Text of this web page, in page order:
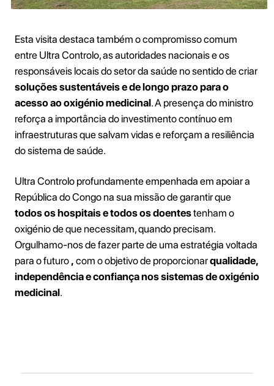
Esta visita destaca também o compromisso comum
entre Ultra Controlo, as autoridades nacionais e os
responsáveis locais do setor da saúde no sentido de criar
soluções sustentáveis e de longo prazo para o
acesso ao oxigénio medicinal. A presença do ministro
reforça a importância do investimento contínuo em
infraestruturas que salvam vidas e reforçam a resiliência
do sistema de saúde.
Ultra Controlo profundamente empenhada em apoiar a
República do Congo na sua missão de garantir que
todos os hospitais e todos os doentestenham o
oxigénio de que necessitam, quando precisam.
Orgulhamo-nos de fazer parte de uma estratégia voltada
para o futuro , com o objetivo de proporcionarqualidade,
independência e confiança nos sistemas de oxigénio
medicinal.